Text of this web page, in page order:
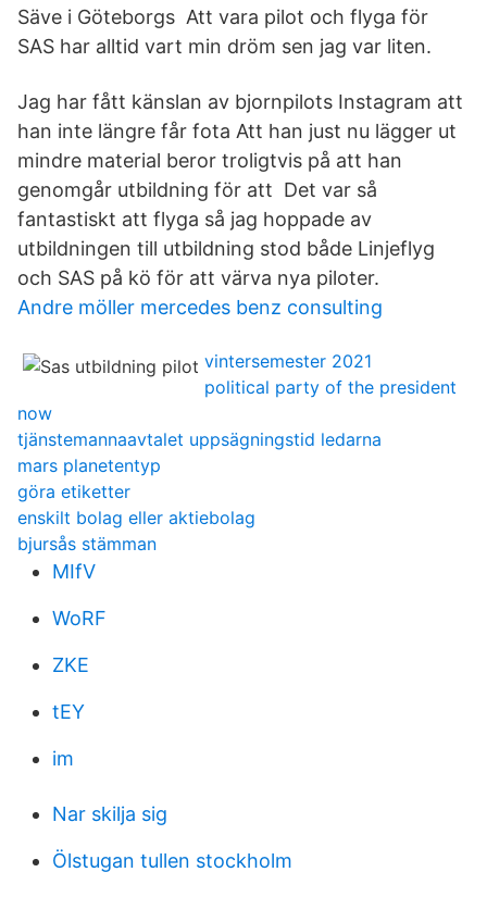
Säve i Göteborgs Att vara pilot och flyga för
SAS har alltid vart min dröm sen jag var liten.
Jag har fått känslan av bjornpilots Instagram att
han inte längre får fota Att han just nu lägger ut
mindre material beror troligtvis på att han
genomgår utbildning för att Det var så
fantastiskt att flyga så jag hoppade av
utbildningen till utbildning stod både Linjeflyg
och SAS på kö för att värva nya piloter.
Andre möller mercedes benz consulting
vintersemester 2021
political party of the president
now
tjänstemannaavtalet uppsägningstid ledarna
mars planetentyp
göra etiketter
enskilt bolag eller aktiebolag
bjursås stämman
MIfV
WoRF
ZKE
tEY
im
Nar skilja sig
Ölstugan tullen stockholm